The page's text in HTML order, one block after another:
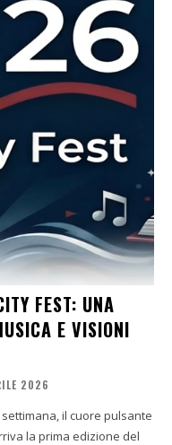
FEST: UNA
E VISIONI
2026
il cuore pulsante
la prima edizione del